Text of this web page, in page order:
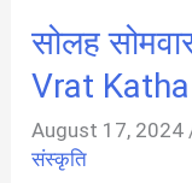
પૂજા
વિધિ
Sheetala
Satam
सोलह
Vrat
August 17, 2024
संस्कृति